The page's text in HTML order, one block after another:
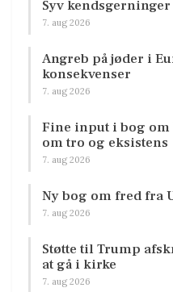
Syv
7. aug 2026
Angreb på jøder i
konsekvenser
7. aug 2026
Fine input i bog om
om tro og eksistens
7. aug 2026
Ny bog om fred fra
7. aug 2026
Støtte til Trump
at gå i kirke
7. aug 2026